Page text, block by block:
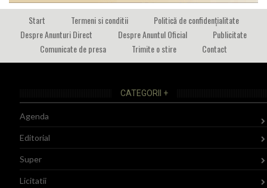
Start Termeni si conditii
Politică de confidențialitate
Despre Anunturi Direct
Despre Anuntul Oficial
Publicitate
Comunicate de presa
Trimite o stire Contact
CATEGORII +
Agenda
Editorial
Super
Licitatii